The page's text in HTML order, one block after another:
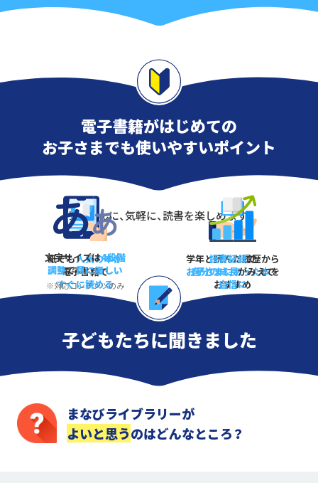
電子書籍がはじめての
お子さまでも使いやすいポイント
かんたんに、気軽に、読書を楽しめます！
紙でも人気の本が
電子書籍で
すぐに読める
学年と読んだ履歴から
お子さまにあった本を
おすすめ
文字サイズは4段階
調整で目に優しい
※対応コンテンツのみ
読書記録で
自分の成長がみえて
自信に
子どもたちに聞きました
まなびライブラリーが
よいと思うのはどんなところ？